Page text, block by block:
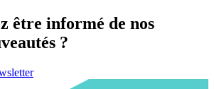
être informé de nos
?